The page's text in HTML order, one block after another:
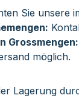
Sie unsere
Grossmengen:
möglich.
Lagerung